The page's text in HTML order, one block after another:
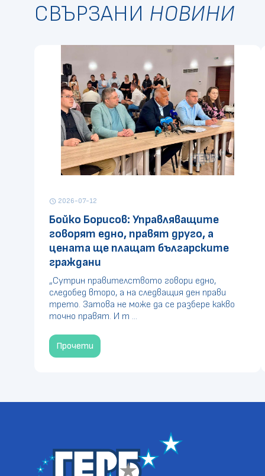
СВЪРЗАНИ НОВИНИ
schedule2026-07-12
Бойко Борисов: Управляващите
говорят едно, правят друго, а
цената ще плащат българските
граждани
„Сутрин правителството говори едно,
следобед второ, а на следващия ден прави
трето. Затова не може да се разбере какво
точно правят. И т ...
Прочети